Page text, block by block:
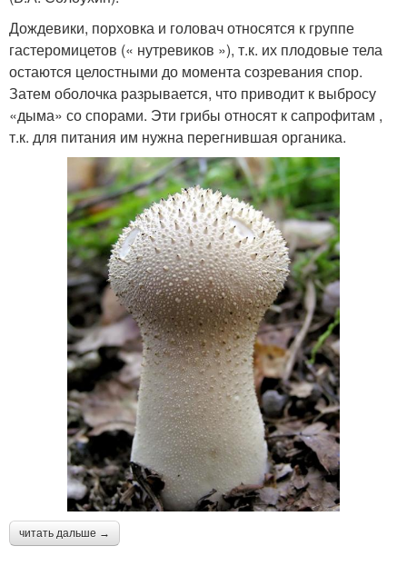
Дождевики, порховка и головач относятся к группе
гастеромицетов (« нутревиков »), т.к. их плодовые тела
остаются целостными до момента созревания спор.
Затем оболочка разрывается, что приводит к выбросу
«дыма» со спорами. Эти грибы относят к сапрофитам ,
т.к. для питания им нужна перегнившая органика.
читать дальше →